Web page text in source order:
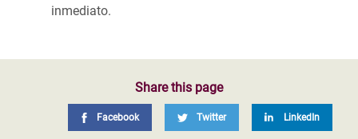
inmediato.
Share this page
Facebook Twitter LinkedIn